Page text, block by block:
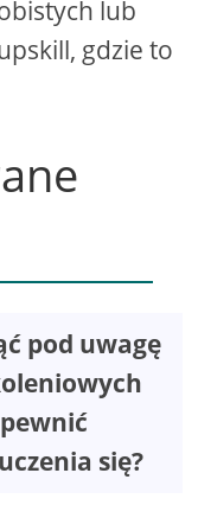
lub
gdzie to
pod uwagę
się?